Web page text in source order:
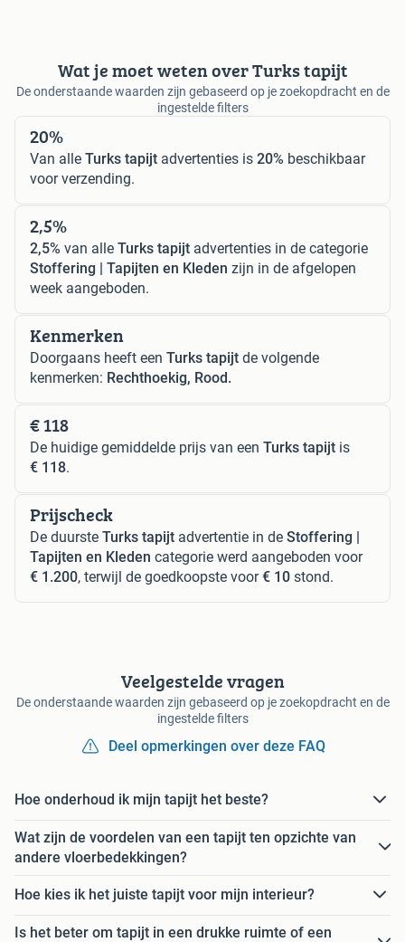
Wat je moet weten over Turks tapijt
De onderstaande waarden zijn gebaseerd op je zoekopdracht en de
ingestelde filters
20%
Van alle Turks tapijt advertenties is 20% beschikbaar
voor verzending.
2,5%
2,5% van alle Turks tapijt advertenties in de categorie
Stoffering | Tapijten en Kleden zijn in de afgelopen
week aangeboden.
Kenmerken
Doorgaans heeft een Turks tapijt de volgende
kenmerken: Rechthoekig, Rood.
€ 118
De huidige gemiddelde prijs van een Turks tapijt is
€ 118.
Prijscheck
De duurste Turks tapijt advertentie in de Stoffering |
Tapijten en Kleden categorie werd aangeboden voor
€ 1.200, terwijl de goedkoopste voor€ 10 stond.
Veelgestelde vragen
De onderstaande waarden zijn gebaseerd op je zoekopdracht en de
ingestelde filters
Deel opmerkingen over deze FAQ
Hoe onderhoud ik mijn tapijt het beste?
Wat zijn de voordelen van een tapijt ten opzichte van
andere vloerbedekkingen?
Hoe kies ik het juiste tapijt voor mijn interieur?
Is het beter om tapijt in een drukke ruimte of een